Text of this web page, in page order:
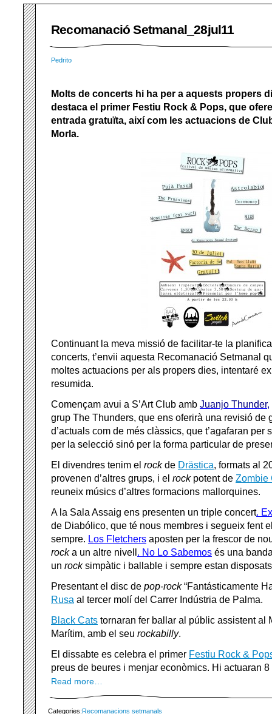
Recomanació Setmanal_28jul11
Pedrito
Molts de concerts hi ha per a aquests propers
destaca el primer Festiu Rock & Pops, que
entrada gratuïta, així com les actuacions de
Morla.
Continuant la meva missió de facilitar-te la
concerts, t’envii aquesta Recomanació Setmanal
moltes actuacions per als propers dies, intentaré
resumida.
Començam avui a S’Art Club amb Juanjo Thunder,
grup The Thunders, que ens oferirà una revisió de
d’actuals com de més clàssics, que t’agafaran per
per la selecció sinó per la forma particular de
El divendres tenim el rockde Drästica, formats al
provenen d’altres grups, i el rockpotent de Zombie
reuneix músics d’altres formacions mallorquines.
A la Sala Assaig ens presenten un triple concert.
de Diabólico, que té nous membres i segueix fent
sempre. Los Fletchers aposten per la frescor de
rocka un altre nivell . No Lo Sabemos és una
un rocksimpàtic i ballable i sempre estan
Presentant el disc de pop-rock“Fantásticamente
Rusa al tercer molí del Carrer Indústria de Palma.
Black Cats tornaran fer ballar al públic assistent al
Marítim, amb el seu rockabilly.
El dissabte es celebra el primer Festiu Rock &
preus de beures i menjar econòmics. Hi actuaran
Read more…
Categories:Recomanacions setmanals